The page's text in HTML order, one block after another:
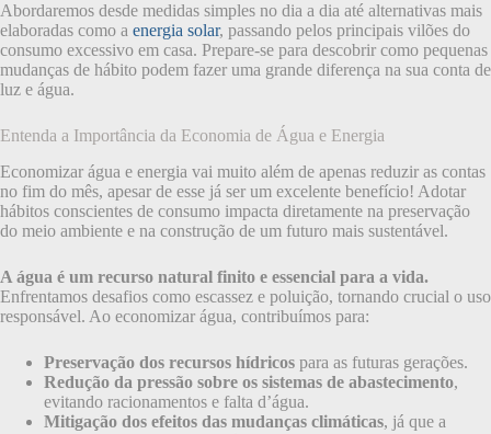
Abordaremos desde medidas simples no dia a dia até alternativas mais
elaboradas como a energia solar, passando pelos principais vilões do
consumo excessivo em casa. Prepare-se para descobrir como pequenas
mudanças de hábito podem fazer uma grande diferença na sua conta de
luz e água.
Entenda a Importância da Economia de Água e Energia
Economizar água e energia vai muito além de apenas reduzir as contas
no fim do mês, apesar de esse já ser um excelente benefício! Adotar
hábitos conscientes de consumo impacta diretamente na preservação
do meio ambiente e na construção de um futuro mais sustentável.
A água é um recurso natural finito e essencial para a vida.
Enfrentamos desafios como escassez e poluição, tornando crucial o uso
responsável. Ao economizar água, contribuímos para:
Preservação dos recursos hídricos para as futuras gerações.
Redução da pressão sobre os sistemas de abastecimento,
evitando racionamentos e falta d’água.
Mitigação dos efeitos das mudanças climáticas, já que a